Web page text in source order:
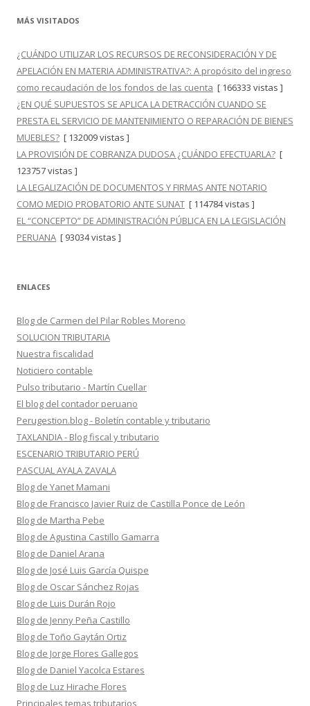
MÁS VISITADOS
¿CUÁNDO UTILIZAR LOS RECURSOS DE RECONSIDERACIÓN Y DE
APELACIÓN EN MATERIA ADMINISTRATIVA?: A propósito del ingreso
como recaudación de los fondos de las cuenta [ 166333 vistas ]
¿EN QUÉ SUPUESTOS SE APLICA LA DETRACCIÓN CUANDO SE
PRESTA EL SERVICIO DE MANTENIMIENTO O REPARACIÓN DE BIENES
MUEBLES? [ 132009 vistas ]
LA PROVISIÓN DE COBRANZA DUDOSA ¿CUÁNDO EFECTUARLA? [
123757 vistas ]
LA LEGALIZACIÓN DE DOCUMENTOS Y FIRMAS ANTE NOTARIO
COMO MEDIO PROBATORIO ANTE SUNAT [ 114784 vistas ]
EL “CONCEPTO” DE ADMINISTRACIÓN PÚBLICA EN LA LEGISLACIÓN
PERUANA [ 93034 vistas ]
ENLACES
Blog de Carmen del Pilar Robles Moreno
SOLUCION TRIBUTARIA
Nuestra fiscalidad
Noticiero contable
Pulso tributario - Martín Cuellar
El blog del contador peruano
Perugestion.blog - Boletín contable y tributario
TAXLANDIA - Blog fiscal y tributario
ESCENARIO TRIBUTARIO PERÚ
PASCUAL AYALA ZAVALA
Blog de Yanet Mamani
Blog de Francisco Javier Ruiz de Castilla Ponce de León
Blog de Martha Pebe
Blog de Agustina Castillo Gamarra
Blog de Daniel Arana
Blog de José Luis García Quispe
Blog de Oscar Sánchez Rojas
Blog de Luis Durán Rojo
Blog de Jenny Peña Castillo
Blog de Toño Gaytán Ortiz
Blog de Jorge Flores Gallegos
Blog de Daniel Yacolca Estares
Blog de Luz Hirache Flores
Principales temas tributarios